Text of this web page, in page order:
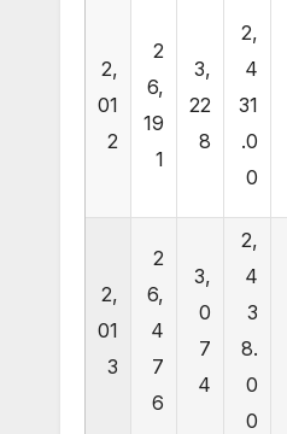
2,
01
2
2
6,
19
1
3,
22
8
2,
4
31
.0
0
2,
01
3
2
6,
4
7
6
3,
0
7
4
2,
4
3
8.
0
0